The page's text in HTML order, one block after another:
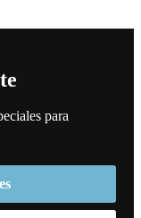
para